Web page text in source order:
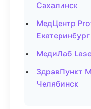
Сахалинск
МедЦентр
Екатеринбург
МедиЛаб
ЗдравПункт
Челябинск